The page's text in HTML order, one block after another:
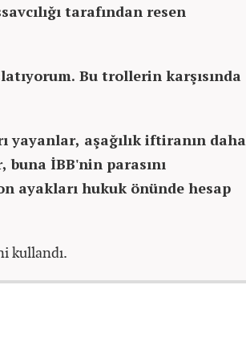
tarafından resen
Bu trollerin karşısında
yayanlar, aşağılık iftiranın daha
buna İBB'nin parasını
ayakları hukuk önünde hesap
kullandı.